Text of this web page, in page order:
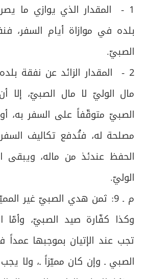
1 -
المقدار الذي يوازي ما
بلده في موازاة أيام السفر،
الصبيّ.
2 -
المقدار الزائد عن نفقة
مال الوليّ لا مال الصبيّ،
الصبيّ متوقّفاً على السفر به،
مصلحة له، فتُدفع تكاليف
الحفظ عندئذ من ماله، ويبقى
الوليّ.
م ـ 9: ثمن هدي الصبيّ غير
وكذا كفّارة صيد الصبيّ، وأمّا
تجب عند الإتيان بموجبها عمداً
الصبي ـ وإن كان مميّزاً ـ، ولا
ص60 الفرع الأول: في طواف الحجّ
ص61
ص
62 فرعٌ: في آداب الطواف
ص
63 المبحث السادس: في أعمال
64 الأول: المبيت بمنى
ص
65 فرعٌ: في آداب منى
ص
67 فرع: في طواف الوداع
ص
68
البـاب الثـاني في باقي أنواع
فصلان